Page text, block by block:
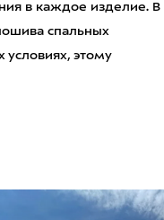
в каждое изделие. В
спальных
условиях, этому